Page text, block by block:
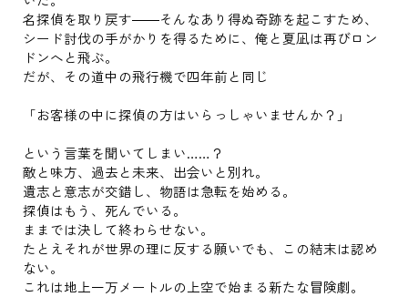
名探偵を取り戻す――そんなあり得ぬ奇跡を起こすため、
シード討伐の手がかりを得るために、俺と夏凪は再びロン
ドンへと飛ぶ。
だが、その道中の飛行機で四年前と同じ
「お客様の中に探偵の方はいらっしゃいませんか？」
という言葉を聞いてしまい……？
敵と味方、過去と未来、出会いと別れ。
遺志と意志が交錯し、物語は急転を始める。
探偵はもう、死んでいる。
ままでは決して終わらせない。
たとえそれが世界の理に反する願いでも、この結末は認め
ない。
これは地上一万メートルの上空で始まる新たな冒険劇。